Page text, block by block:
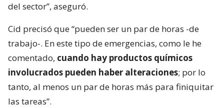
del sector”, aseguró.
Cid precisó que “pueden ser un par de horas -de
trabajo-. En este tipo de emergencias, como le he
comentado, cuando hay productos químicos
involucrados pueden haber alteraciones; por lo
tanto, al menos un par de horas más para finiquitar
las tareas”.